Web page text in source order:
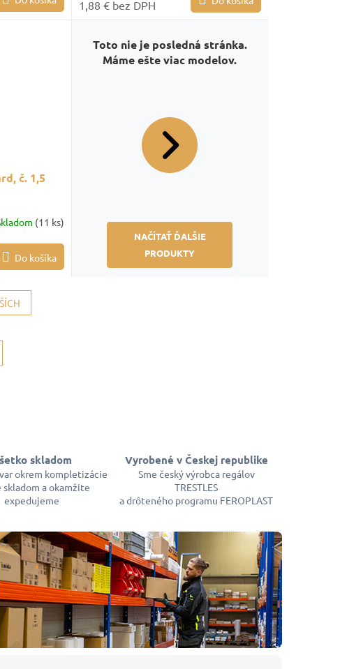
1,88 € bez DPH
č. 1,5
(11 ks)
Do košíka
Toto nie je posledná stránka.
Máme ešte viac modelov.
NAČÍTAŤ ĎALŠIE
PRODUKTY
skladom
okrem kompletizácie
skladom a okamžite
expedujeme
Vyrobené v Českej republike
Sme český výrobca regálov
TRESTLES
a drôteného programu FEROPLAST